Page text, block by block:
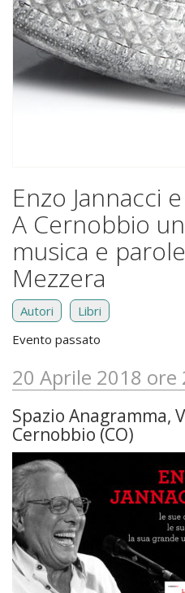
Enzo Jannacci
A Cernobbio
musica e
Mezzera
Autori
Libri
Evento passato
20 Aprile 2018 ore
Spazio Anagramma,
Cernobbio (CO)